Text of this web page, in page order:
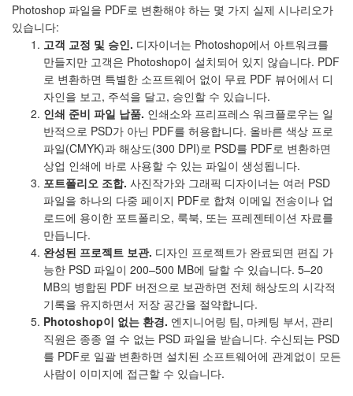
Photoshop 파일을 PDF로 변환해야 하는 몇 가지 실제 시나리오가
있습니다:
고객 교정 및 승인. 디자이너는 Photoshop에서 아트워크를
만들지만 고객은 Photoshop이 설치되어 있지 않습니다. PDF
로 변환하면 특별한 소프트웨어 없이 무료 PDF 뷰어에서 디
자인을 보고, 주석을 달고, 승인할 수 있습니다.
인쇄 준비 파일 납품. 인쇄소와 프리프레스 워크플로우는 일
반적으로 PSD가 아닌 PDF를 허용합니다. 올바른 색상 프로
파일(CMYK)과 해상도(300 DPI)로 PSD를 PDF로 변환하면
상업 인쇄에 바로 사용할 수 있는 파일이 생성됩니다.
포트폴리오 조합. 사진작가와 그래픽 디자이너는 여러 PSD
파일을 하나의 다중 페이지 PDF로 합쳐 이메일 전송이나 업
로드에 용이한 포트폴리오, 룩북, 또는 프레젠테이션 자료를
만듭니다.
완성된 프로젝트 보관. 디자인 프로젝트가 완료되면 편집 가
능한 PSD 파일이 200–500 MB에 달할 수 있습니다. 5–20
MB의 병합된 PDF 버전으로 보관하면 전체 해상도의 시각적
기록을 유지하면서 저장 공간을 절약합니다.
Photoshop이 없는 환경. 엔지니어링 팀, 마케팅 부서, 관리
직원은 종종 열 수 없는 PSD 파일을 받습니다. 수신되는 PSD
를 PDF로 일괄 변환하면 설치된 소프트웨어에 관계없이 모든
사람이 이미지에 접근할 수 있습니다.